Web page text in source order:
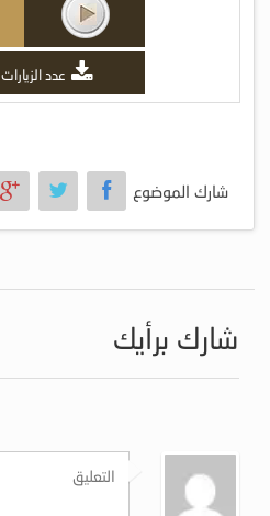
عدد الزيارات (
شارك الموضوع
شارك برأيك